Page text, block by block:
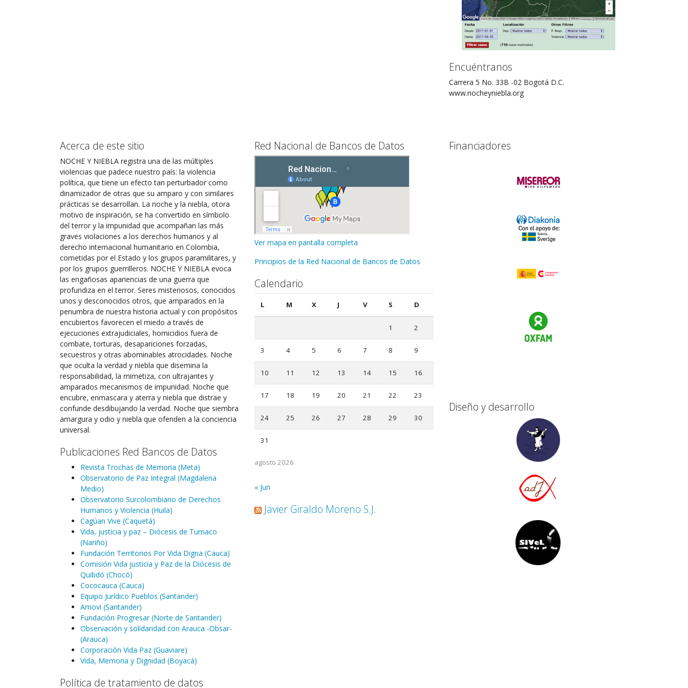
Encuéntranos
Carrera 5 No. 33B -02 Bogotá D.C.
www.nocheyniebla.org
Acerca de este sitio
NOCHE Y NIEBLA registra una de las múltiples
violencias que padece nuestro país: la violencia
política, que tiene un efecto tan perturbador como
dinamizador de otras que su amparo y con similares
prácticas se desarrollan. La noche y la niebla, otora
motivo de inspiración, se ha convertido en símbolo
del terror y la impunidad que acompañan las más
graves violaciones a los derechos humanos y al
derecho internacional humanitario en Colombia,
cometidas por el Estado y los grupos paramilitares, y
por los grupos guerrilleros. NOCHE Y NIEBLA evoca
las engañosas apariencias de una guerra que
profundiza en el terror. Seres misteriosos, conocidos
unos y desconocidos otros, que amparados en la
penumbra de nuestra historia actual y con propósitos
encubiertos favorecen el miedo a través de
ejecuciones extrajudiciales, homicidios fuera de
combate, torturas, desapariciones forzadas,
secuestros y otras abominables atrocidades. Noche
que oculta la verdad y niebla que disemina la
responsabilidad, la mimetiza, con ultrajantes y
amparados mecanismos de impunidad. Noche que
encubre, enmascara y aterra y niebla que distrae y
confunde desdibujando la verdad. Noche que siembra
amargura y odio y niebla que ofenden a la conciencia
universal.
Publicaciones Red Bancos de Datos
Revista Trochas de Memoria (Meta)
Observatorio de Paz Integral (Magdalena
Medio)
Observatorio Surcolombiano de Derechos
Humanos y Violencia (Huila)
Cagúan Vive (Caquetá)
Vida, justicia y paz – Diócesis de Tumaco
(Nariño)
Fundación Territorios Por Vida Digna (Cauca)
Comisión Vida justicia y Paz de la Diócesis de
Quibdó (Chocó)
Cococauca (Cauca)
Equipo Jurídico Pueblos (Santander)
Amovi (Santander)
Fundación Progresar (Norte de Santander)
Observación y solidaridad con Arauca -Obsar-
(Arauca)
Corporación Vida Paz (Guaviare)
Vida, Memoria y Dignidad (Boyacá)
Política de tratamiento de datos
Red Nacional de Bancos de Datos
Ver mapa en pantalla completa
Principios de la Red Nacional de Bancos de Datos
Calendario
agosto 2026
L M X J V S D
1 2
3 4 5 6 7 8 9
10 11 12 13 14 15 16
17 18 19 20 21 22 23
24 25 26 27 28 29 30
31
« Jun
Javier Giraldo Moreno S.J.
Financiadores
Diseño y desarrollo